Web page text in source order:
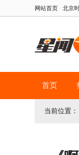
网站首页 北京
首页
当前位置：